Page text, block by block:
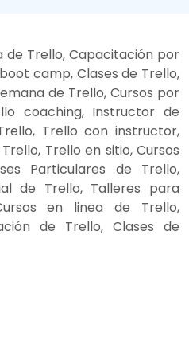
de Trello, Capacitación por
camp, Clases de Trello,
de Trello, Cursos por
coaching, Instructor de
Trello con instructor,
Trello en sitio, Cursos
Particulares de Trello,
de Trello, Talleres para
en linea de Trello,
de Trello, Clases de